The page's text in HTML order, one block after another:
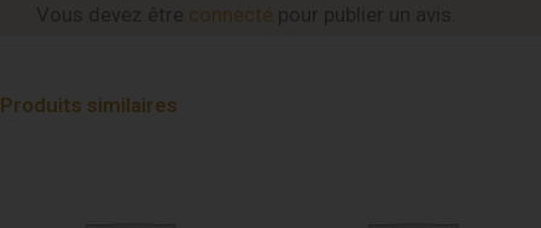
connecté
Produits similaires